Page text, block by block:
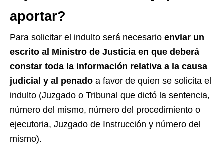
aportar?
Para solicitar el indulto será necesario enviar un
escrito al Ministro de Justicia en que deberá
constar toda la información relativa a la causa
judicial y al penado a favor de quien se solicita el
indulto (Juzgado o Tribunal que dictó la sentencia,
número del mismo, número del procedimiento o
ejecutoria, Juzgado de Instrucción y número del
mismo).